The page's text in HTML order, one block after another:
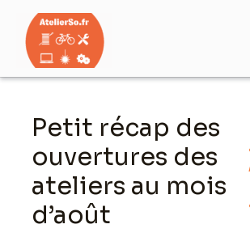
contenu
Petit récap des
ouvertures des
ateliers au mois
d’août
Navigation
articles